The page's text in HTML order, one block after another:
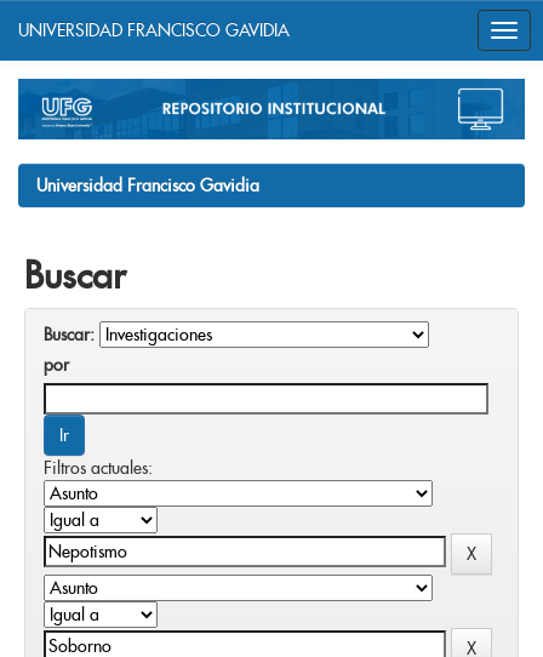
navigation
UNIVERSIDAD FRANCISCO GAVIDIA
Universidad Francisco Gavidia
Buscar
Buscar:
por
Filtros actuales: